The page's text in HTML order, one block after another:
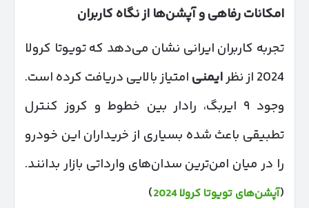
امکانات رفاهی و آپشن‌ها از نگاه کاربران
تجربه کاربران ایرانی نشان می‌دهد که تویوتا کرولا
2024 از نظر
ایمنی امتیاز بالایی دریافت کرده است.
وجود ۹ ایربگ، رادار بین خطوط و کروز کنترل
تطبیقی باعث شده بسیاری از خریداران این خودرو
را در میان امن‌ترین سدان‌های وارداتی بازار بدانند.
(آپشن‌های تویوتا کرولا 2024 )